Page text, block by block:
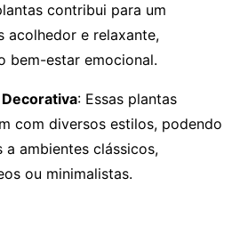
contribui para um
acolhedor e relaxante,
bem-estar emocional.
: Essas plantas
com diversos estilos, podendo
a ambientes clássicos,
ou minimalistas.